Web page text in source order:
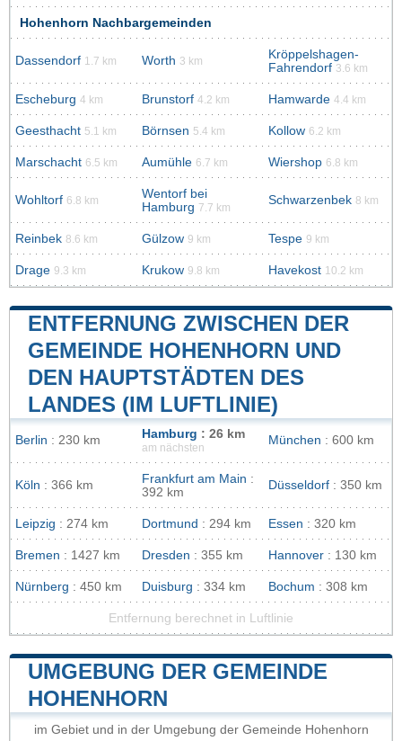
Hohenhorn Nachbargemeinden
Dassendorf 1.7 km Worth 3 km
Kröppelshagen-
Fahrendorf 3.6 km
Escheburg 4 km Brunstorf 4.2 km Hamwarde 4.4 km
Geesthacht 5.1 km Börnsen 5.4 km Kollow 6.2 km
Marschacht 6.5 km Aumühle 6.7 km Wiershop 6.8 km
Wohltorf 6.8 km
Wentorf bei
Hamburg 7.7 km
Schwarzenbek 8 km
Reinbek 8.6 km Gülzow 9 km Tespe 9 km
Drage 9.3 km Krukow 9.8 km Havekost 10.2 km
ENTFERNUNG ZWISCHEN DER
GEMEINDE HOHENHORN UND
DEN HAUPTSTÄDTEN DES
LANDES (IM LUFTLINIE)
Berlin : 230 km Hamburg : 26 km
am nächsten
München : 600 km
Köln : 366 km Frankfurt am Main :
392 km
Düsseldorf : 350 km
Leipzig : 274 km Dortmund : 294 km Essen : 320 km
Bremen : 1427 km Dresden : 355 km Hannover : 130 km
Nürnberg : 450 km Duisburg : 334 km Bochum : 308 km
Entfernung berechnet in Luftlinie
UMGEBUNG DER GEMEINDE
HOHENHORN
im Gebiet und in der Umgebung der Gemeinde Hohenhorn